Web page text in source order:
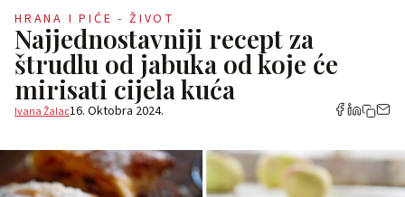
HRANA I PIĆE - ŽIVOT
Najjednostavniji recept za
štrudlu od jabuka od koje će
mirisati cijela kuća
Ivana Žalac16. Oktobra 2024.